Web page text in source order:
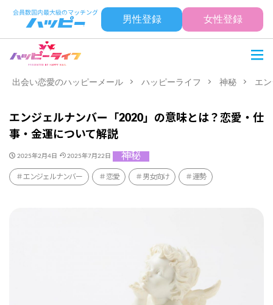
男性登録 女性登録
出会い恋愛のハッピーメール ハッピーライフ 神秘 エ
エンジェルナンバー「2020」の意味とは？恋愛・仕
事・金運について解説
2025年2月4日 2025年7月22日 神秘
エンジェルナンバー 恋愛 男女向け 運勢